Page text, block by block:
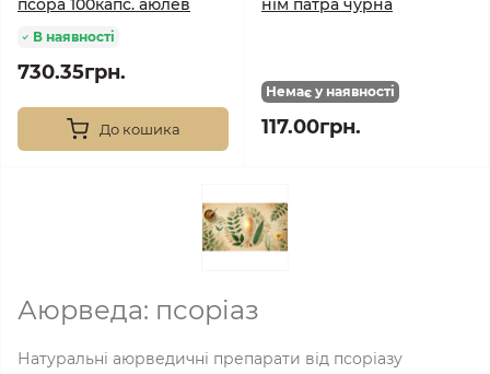
псора 100капс. аюлев
В наявності
730.35грн.
До кошика
нім патра чурна
Немає у наявності
117.00грн.
Аюрведа: псоріаз
Натуральні аюрведичні препарати від псоріазу